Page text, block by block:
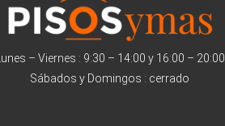
Lunes – Viernes : 9:30 – 14:00 y 16:00 – 20:00
Sábados y Domingos : cerrado